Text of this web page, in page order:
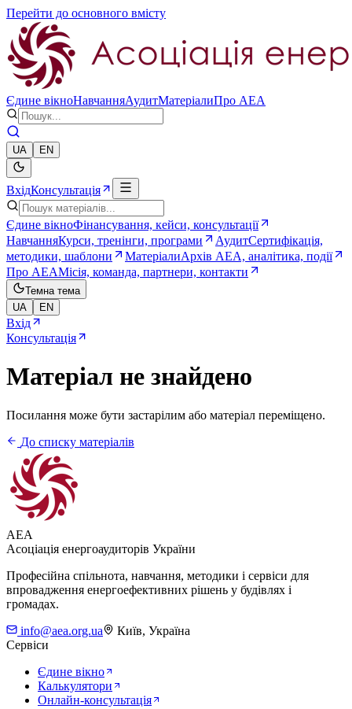
Перейти до основного вмісту
Єдине вікноНавчанняАудитМатеріалиПро AEA
UA EN
ВхідКонсультація
Єдине вікноФінансування, кейси, консультації
НавчанняКурси, тренінги, програми АудитСертифікація,
методики, шаблони
МатеріалиАрхів AEA, аналітика, події
Про AEAМісія, команда, партнери, контакти
Темна тема
UA
EN
Вхід
Консультація
Матеріал не знайдено
Посилання може бути застарілим або матеріал переміщено.
До списку матеріалів
AEA
Асоціація енергоаудиторів України
Професійна спільнота, навчання, методики і сервіси для
впровадження енергоефективних рішень у будівлях і
громадах.
info@aea.org.ua
Київ, Україна
Сервіси
Єдине вікно
Калькулятори
Онлайн-консультація